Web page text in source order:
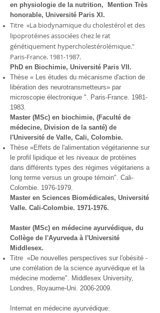
en physiologie de la nutrition, Mention Très
honorable, Université Paris XI.
Titre «La biodynamique du cholestérol et des
lipoprotéines associées chez le rat
génétiquement hypercholestérolémique."
Paris-France. 1981-1987.
PhD en Biochimie, Université Paris VII.
Thèse « Les études du mécanisme d'action de
libération des neurotransmetteurs» par
microscopie électronique ". Paris-France. 1981-
1983.
Master (MSc) en biochimie, (Faculté de
médecine, Division de la santé) de
l'Université de Valle, Cali, Colombie.
Thèse «Effets de l'alimentation végétarienne sur
le profil lipidique et les niveaux de protéines
dans différents types des régimes végétariens a
long terme versus un groupe témoin". Cali-
Colombie. 1976-1979.
Master en Sciences Biomédicales, Université
Valle. Cali-Colombie. 1971-1976.
Master (MSc) en médecine ayurvédique, du
Collège de l'Ayurveda à l'Université
Middlesex.
Titre «De nouvelles perspectives sur l'obésité -
une corrélation de la science ayurvédique et la
médecine moderne". Middlesex University,
Londres, Royaume-Uni. 2006-2009.
Internat en médecine ayurvédique: